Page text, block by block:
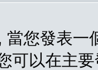
當您發表
可以在主